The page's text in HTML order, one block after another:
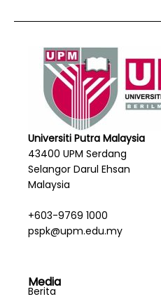
Universiti Putra Malaysia
43400 UPM Serdang
Selangor Darul Ehsan
Malaysia
+603-9769 1000
pspk@upm.edu.my
Media
Berita